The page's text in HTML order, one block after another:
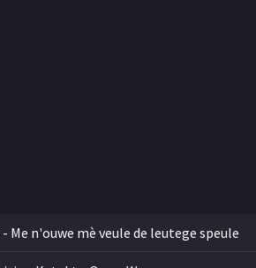
Me n'ouwe mè veule de leutege speule